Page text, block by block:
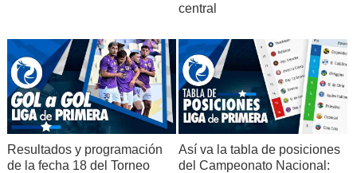
central
Resultados y programación
de la fecha 18 del Torneo
Así va la tabla de posiciones
del Campeonato Nacional: